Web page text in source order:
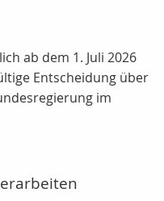
ab dem 1. Juli 2026
Entscheidung über
im